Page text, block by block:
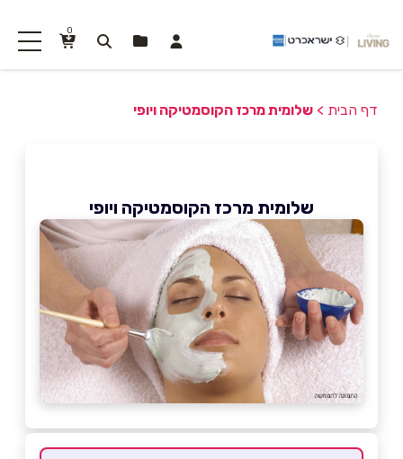
0
דף הבית > שלומית מרכז הקוסמטיקה ויופי
שלומית מרכז הקוסמטיקה ויופי